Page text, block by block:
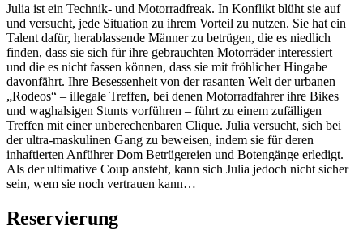
Julia ist ein Technik- und Motorradfreak. In Konflikt blüht sie auf
und versucht, jede Situation zu ihrem Vorteil zu nutzen. Sie hat ein
Talent dafür, herablassende Männer zu betrügen, die es niedlich
finden, dass sie sich für ihre gebrauchten Motorräder interessiert –
und die es nicht fassen können, dass sie mit fröhlicher Hingabe
davonfährt. Ihre Besessenheit von der rasanten Welt der urbanen
„Rodeos“ – illegale Treffen, bei denen Motorradfahrer ihre Bikes
und waghalsigen Stunts vorführen – führt zu einem zufälligen
Treffen mit einer unberechenbaren Clique. Julia versucht, sich bei
der ultra-maskulinen Gang zu beweisen, indem sie für deren
inhaftierten Anführer Dom Betrügereien und Botengänge erledigt.
Als der ultimative Coup ansteht, kann sich Julia jedoch nicht sicher
sein, wem sie noch vertrauen kann…
Reservierung